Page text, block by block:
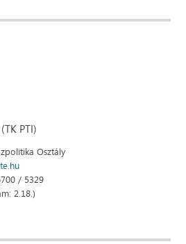
PTI)
Osztály
/ 5329
2.18.)